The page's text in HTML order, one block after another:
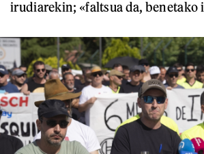
irudiarekin; «faltsua da, benetako